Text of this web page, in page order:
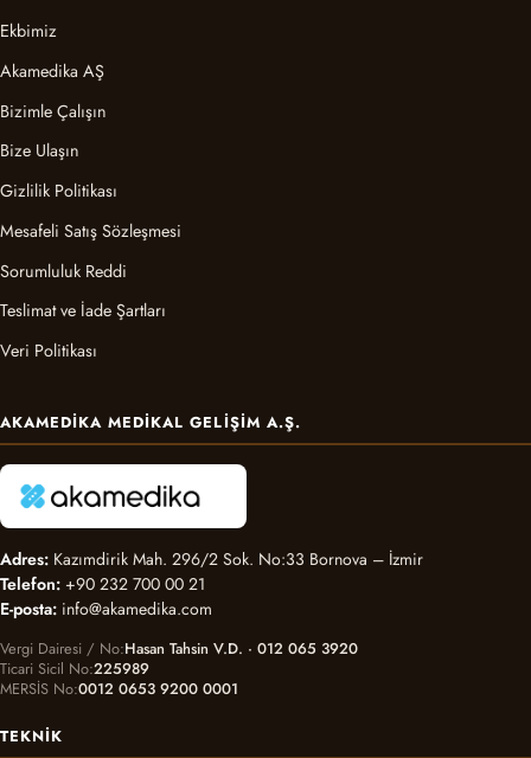
Ekbimiz
Akamedika AŞ
Bizimle Çalışın
Bize Ulaşın
Gizlilik Politikası
Mesafeli Satış Sözleşmesi
Sorumluluk Reddi
Teslimat ve İade Şartları
Veri Politikası
AKAMEDIKA MEDIKAL GELIŞIM A.Ş.
Adres: Kazımdirik Mah. 296/2 Sok. No:33 Bornova – İzmir
Telefon: +90 232 700 00 21
E-posta: info@akamedika.com
Vergi Dairesi / No Hasan Tahsin V.D. · 012 065 3920
Ticari Sicil No 225989
MERSİS No 0012 0653 9200 0001
TEKNIK